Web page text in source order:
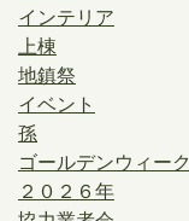
インテリア
上棟
地鎮祭
イベント
孫
ゴールデンウィーク
２０２６年